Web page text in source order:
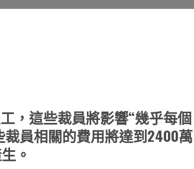
，這些裁員將影響“幾乎每個
員相關的費用將達到2400萬
。